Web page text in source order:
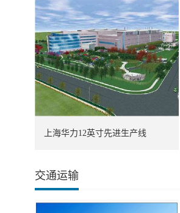
上海华力12英寸先进生产线
交通运输